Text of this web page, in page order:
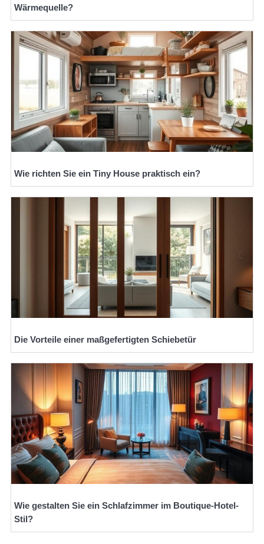
Wärmequelle?
Wie richten Sie ein Tiny House praktisch ein?
Die Vorteile einer maßgefertigten Schiebetür
Wie gestalten Sie ein Schlafzimmer im Boutique-Hotel-
Stil?